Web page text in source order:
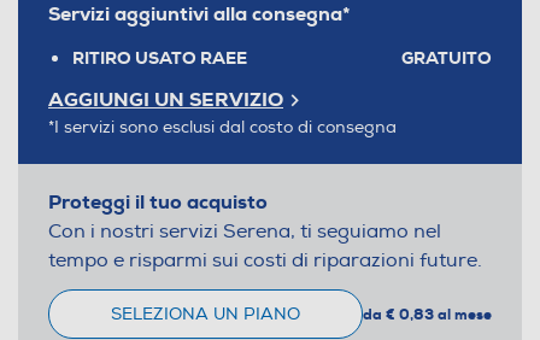
Servizi aggiuntivi alla consegna*
RITIRO USATO RAEE GRATUITO
AGGIUNGI UN SERVIZIO
*I servizi sono esclusi dal costo di consegna
Proteggi il tuo acquisto
Con i nostri servizi Serena, ti seguiamo nel
tempo e risparmi sui costi di riparazioni future.
SELEZIONA UN PIANO da € 0,83 al mese